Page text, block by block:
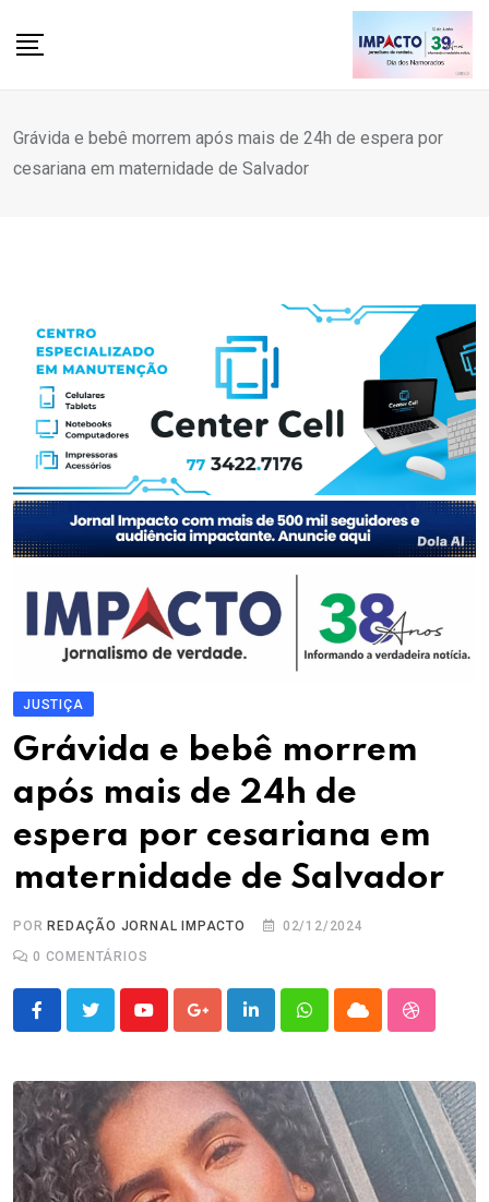
Grávida e bebê morrem após mais de 24h de espera por
cesariana em maternidade de Salvador
JUSTIÇA
Grávida e bebê morrem
após mais de 24h de
espera por cesariana em
maternidade de Salvador
POR REDAÇÃO JORNAL IMPACTO
02/12/2024
0 COMENTÁRIOS
YoutubeGoogle+LinkedInWhatsappCloud